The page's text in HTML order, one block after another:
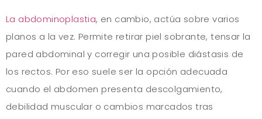
La abdominoplastia, en cambio, actúa sobre varios
planos a la vez. Permite retirar piel sobrante, tensar la
pared abdominal y corregir una posible diástasis de
los rectos. Por eso suele ser la opción adecuada
cuando el abdomen presenta descolgamiento,
debilidad muscular o cambios marcados tras